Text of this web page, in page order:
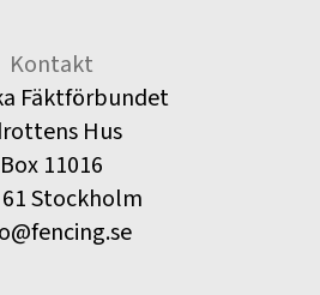
Kontakt
Fäktförbundet
Hus
Box 11016
61 Stockholm